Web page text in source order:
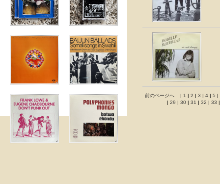
前のページへ | 1 | 2 | 3 | 4 | 5 |
| 29 | 30 | 31 | 32 | 33